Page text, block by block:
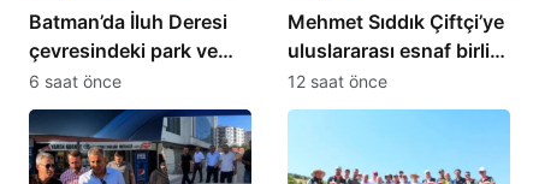
Batman’da İluh Deresi
çevresindeki park ve
yollar hizmete açıldı
6 saat önce
Mehmet Sıddık Çiftçi’ye
uluslararası esnaf birliği
görevi
12 saat önce